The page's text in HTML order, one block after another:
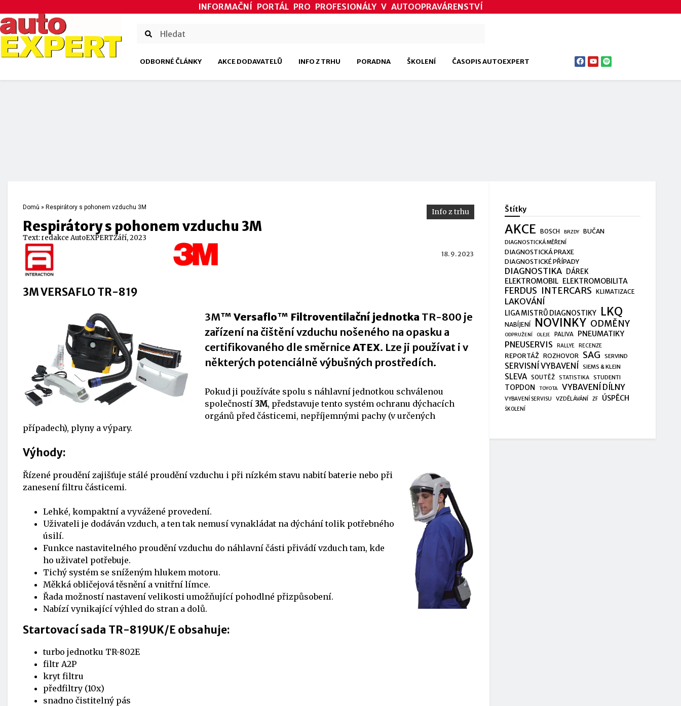
INFORMAČNÍ PORTÁL PRO PROFESIONÁLY V AUTOOPRAVÁRENSTVÍ
ODBORNÉ ČLÁNKY AKCE DODAVATELŮ INFO Z TRHU PORADNA ŠKOLENÍ ČASOPIS AUTOEXPERT
Domů » Respirátory s pohonem vzduchu 3M
Respirátory s pohonem vzduchu 3M
Info z trhu
Text:redakce AutoEXPERTZáří, 2023
18. 9. 2023
3M VERSAFLO TR-819
3M™ Versaflo™ Filtroventilační jednotka TR-800 je
zařízení na čištění vzduchu nošeného na opasku a
certifikovaného dle směrnice ATEX. Lze ji používat i v
některých potenciálně výbušných prostředích.
Pokud ji používáte spolu s náhlavní jednotkou schválenou
společností 3M, představuje tento systém ochranu dýchacích
orgánů před částicemi, nepříjemnými pachy (v určených
případech), plyny a výpary.
Výhody:
Řízené proudění zajišťuje stálé proudění vzduchu i při nízkém stavu nabití baterie nebo při
zanesení filtru částicemi.
Lehké, kompaktní a vyvážené provedení.
Uživateli je dodáván vzduch, a ten tak nemusí vynakládat na dýchání tolik potřebného
úsilí.
Funkce nastavitelného proudění vzduchu do náhlavní části přivádí vzduch tam, kde
ho uživatel potřebuje.
Tichý systém se sníženým hlukem motoru.
Měkká obličejová těsnění a vnitřní límce.
Řada možností nastavení velikosti umožňující pohodlné přizpůsobení.
Nabízí vynikající výhled do stran a dolů.
Startovací sada TR-819UK/E obsahuje:
turbo jednotku TR-802E
filtr A2P
kryt filtru
předfiltry (10x)
snadno čistitelný pás
Štítky
AKCE BOSCH BRZDY BUČAN
DIAGNOSTICKÁ MĚŘENÍ
DIAGNOSTICKÁ PRAXE
DIAGNOSTICKÉ PŘÍPADY
DIAGNOSTIKA DÁREK
ELEKTROMOBIL ELEKTROMOBILITA
FERDUS INTERCARS KLIMATIZACE
LAKOVÁNÍ
LIGA MISTRŮ DIAGNOSTIKY LKQ
NABÍJENÍ NOVINKY ODMĚNY
ODPRUŽENÍ OLEJE PALIVA PNEUMATIKY
PNEUSERVIS RALLYE RECENZE
REPORTÁŽ ROZHOVOR SAG SERVIND
SERVISNÍ VYBAVENÍ SIEMS & KLEIN
SLEVA SOUTĚŽ STATISTIKA STUDENTI
TOPDON TOYOTA VYBAVENÍ DÍLNY
VYBAVENÍ SERVISU VZDĚLÁVÁNÍ ZF ÚSPĚCH
ŠKOLENÍ